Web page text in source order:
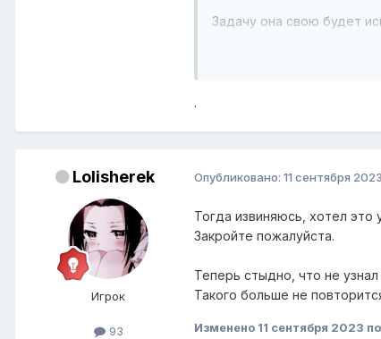
Задачу она свою будет
Допустим пример,
.
Lolisherek
Игрок
93
Опубликовано: 11 сентября 2023
Тогда извиняюсь, хотел это
Закройте пожалуйста.
Теперь стыдно, что не
Такого больше не
Изменено 11 сентября 2023